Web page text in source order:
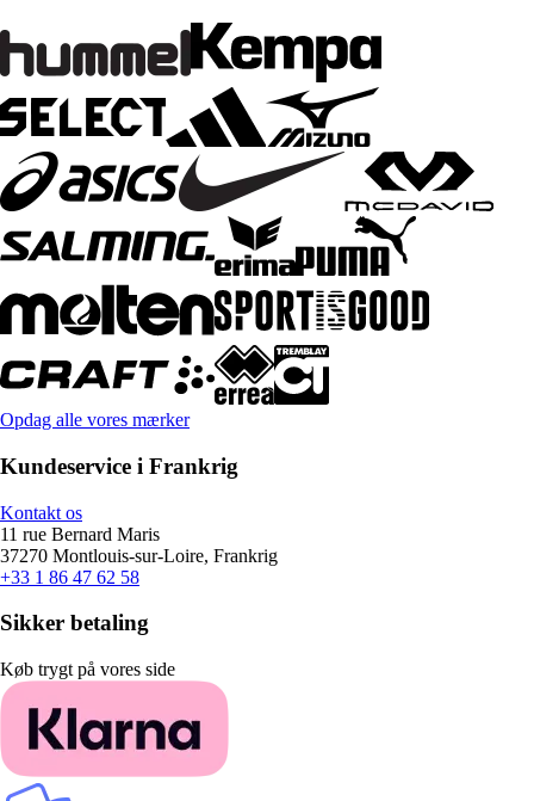
Opdag alle vores mærker
Kundeservice i Frankrig
Kontakt os
11 rue Bernard Maris
37270 Montlouis-sur-Loire, Frankrig
+33 1 86 47 62 58
Sikker betaling
Køb trygt på vores side